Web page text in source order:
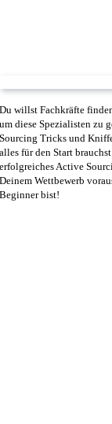
Du willst Fachkräfte
um diese Spezialisten zu
Sourcing Tricks und
alles für den Start
erfolgreiches Active
Deinem Wettbewerb
Beginner bist!